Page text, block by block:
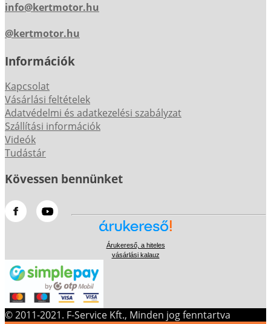
info@kertmotor.hu
@kertmotor.hu
Információk
Kapcsolat
Vásárlási feltételek
Adatvédelmi és adatkezelési szabályzat
Szállítási információk
Videók
Tudástár
Kövessen bennünket
Árukereső, a hiteles
vásárlási kalauz
© 2011-2021. F-Service Kft., Minden jog fenntartva